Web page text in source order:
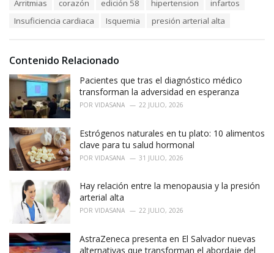
i
s
Arritmias corazón edición 58 hipertension
infartos
Insuficiencia cardiaca
Isquemia presión arterial alta
Contenido Relacionado
Pacientes que tras el diagnóstico médico
transforman la adversidad en esperanza
POR VIDASANA 22 JULIO, 2026
Estrógenos naturales en tu plato: 10 alimentos
clave para tu salud hormonal
POR VIDASANA 31 JULIO, 2026
Hay relación entre la menopausia y la presión
arterial alta
POR VIDASANA 22 JULIO, 2026
AstraZeneca presenta en El Salvador nuevas
alternativas que transforman el abordaje del